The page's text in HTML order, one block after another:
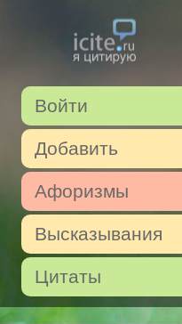
Войти
Добавить
Афоризмы
Высказывания
Цитаты